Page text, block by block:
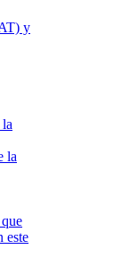
y
la